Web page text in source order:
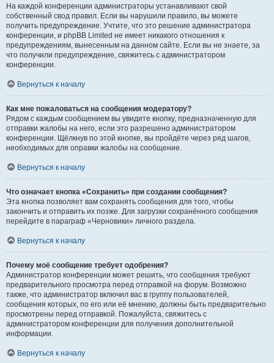
На каждой конференции администраторы устанавливают свой
собственный свод правил. Если вы нарушили правило, вы можете
получить предупреждение. Учтите, что это решение администратора
конференции, и phpBB Limited не имеет никакого отношения к
предупреждениям, вынесенным на данном сайте. Если вы не знаете, за
что получили предупреждение, свяжитесь с администратором
конференции.
Вернуться к началу
Как мне пожаловаться на сообщения модератору?
Рядом с каждым сообщением вы увидите кнопку, предназначенную для
отправки жалобы на него, если это разрешено администратором
конференции. Щёлкнув по этой кнопке, вы пройдёте через ряд шагов,
необходимых для оправки жалобы на сообщение.
Вернуться к началу
Что означает кнопка «Сохранить» при создании сообщения?
Эта кнопка позволяет вам сохранять сообщения для того, чтобы
закончить и отправить их позже. Для загрузки сохранённого сообщения
перейдите в параграф «Черновики» личного раздела.
Вернуться к началу
Почему моё сообщение требует одобрения?
Администратор конференции может решить, что сообщения требуют
предварительного просмотра перед отправкой на форум. Возможно
также, что администратор включил вас в группу пользователей,
сообщения которых, по его или её мнению, должны быть предварительно
просмотрены перед отправкой. Пожалуйста, свяжитесь с
администратором конференции для получения дополнительной
информации.
Вернуться к началу